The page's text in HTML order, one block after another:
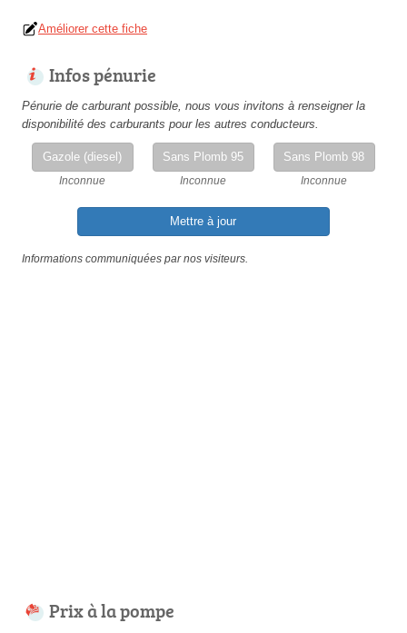
Améliorer cette fiche
Infos pénurie
Pénurie de carburant possible, nous vous invitons à renseigner la
disponibilité des carburants pour les autres conducteurs.
Gazole (diesel)
Inconnue
Sans Plomb 95
Inconnue
Sans Plomb 98
Inconnue
Mettre à jour
Informations communiquées par nos visiteurs.
Prix à la pompe